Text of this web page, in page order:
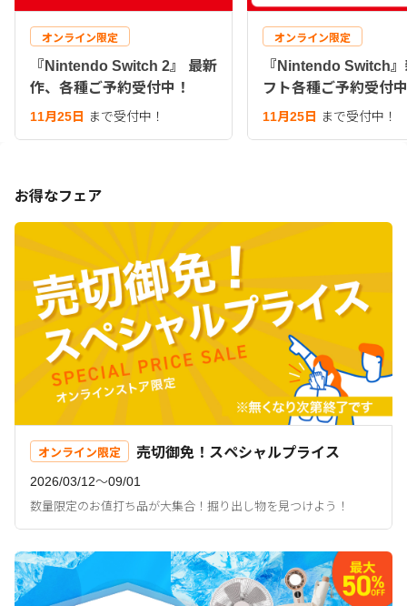
オンライン限定
『Nintendo Switch 2』 最新
作、各種ご予約受付中！
11月25日 まで受付中！
オンライン限定
『Nintendo Switch
フト各種ご予約受付
11月25日 まで受付中！
お得なフェア
オンライン限定 売切御免！スペシャルプライス
2026/03/12〜09/01
数量限定のお値打ち品が大集合！掘り出し物を見つけよう！